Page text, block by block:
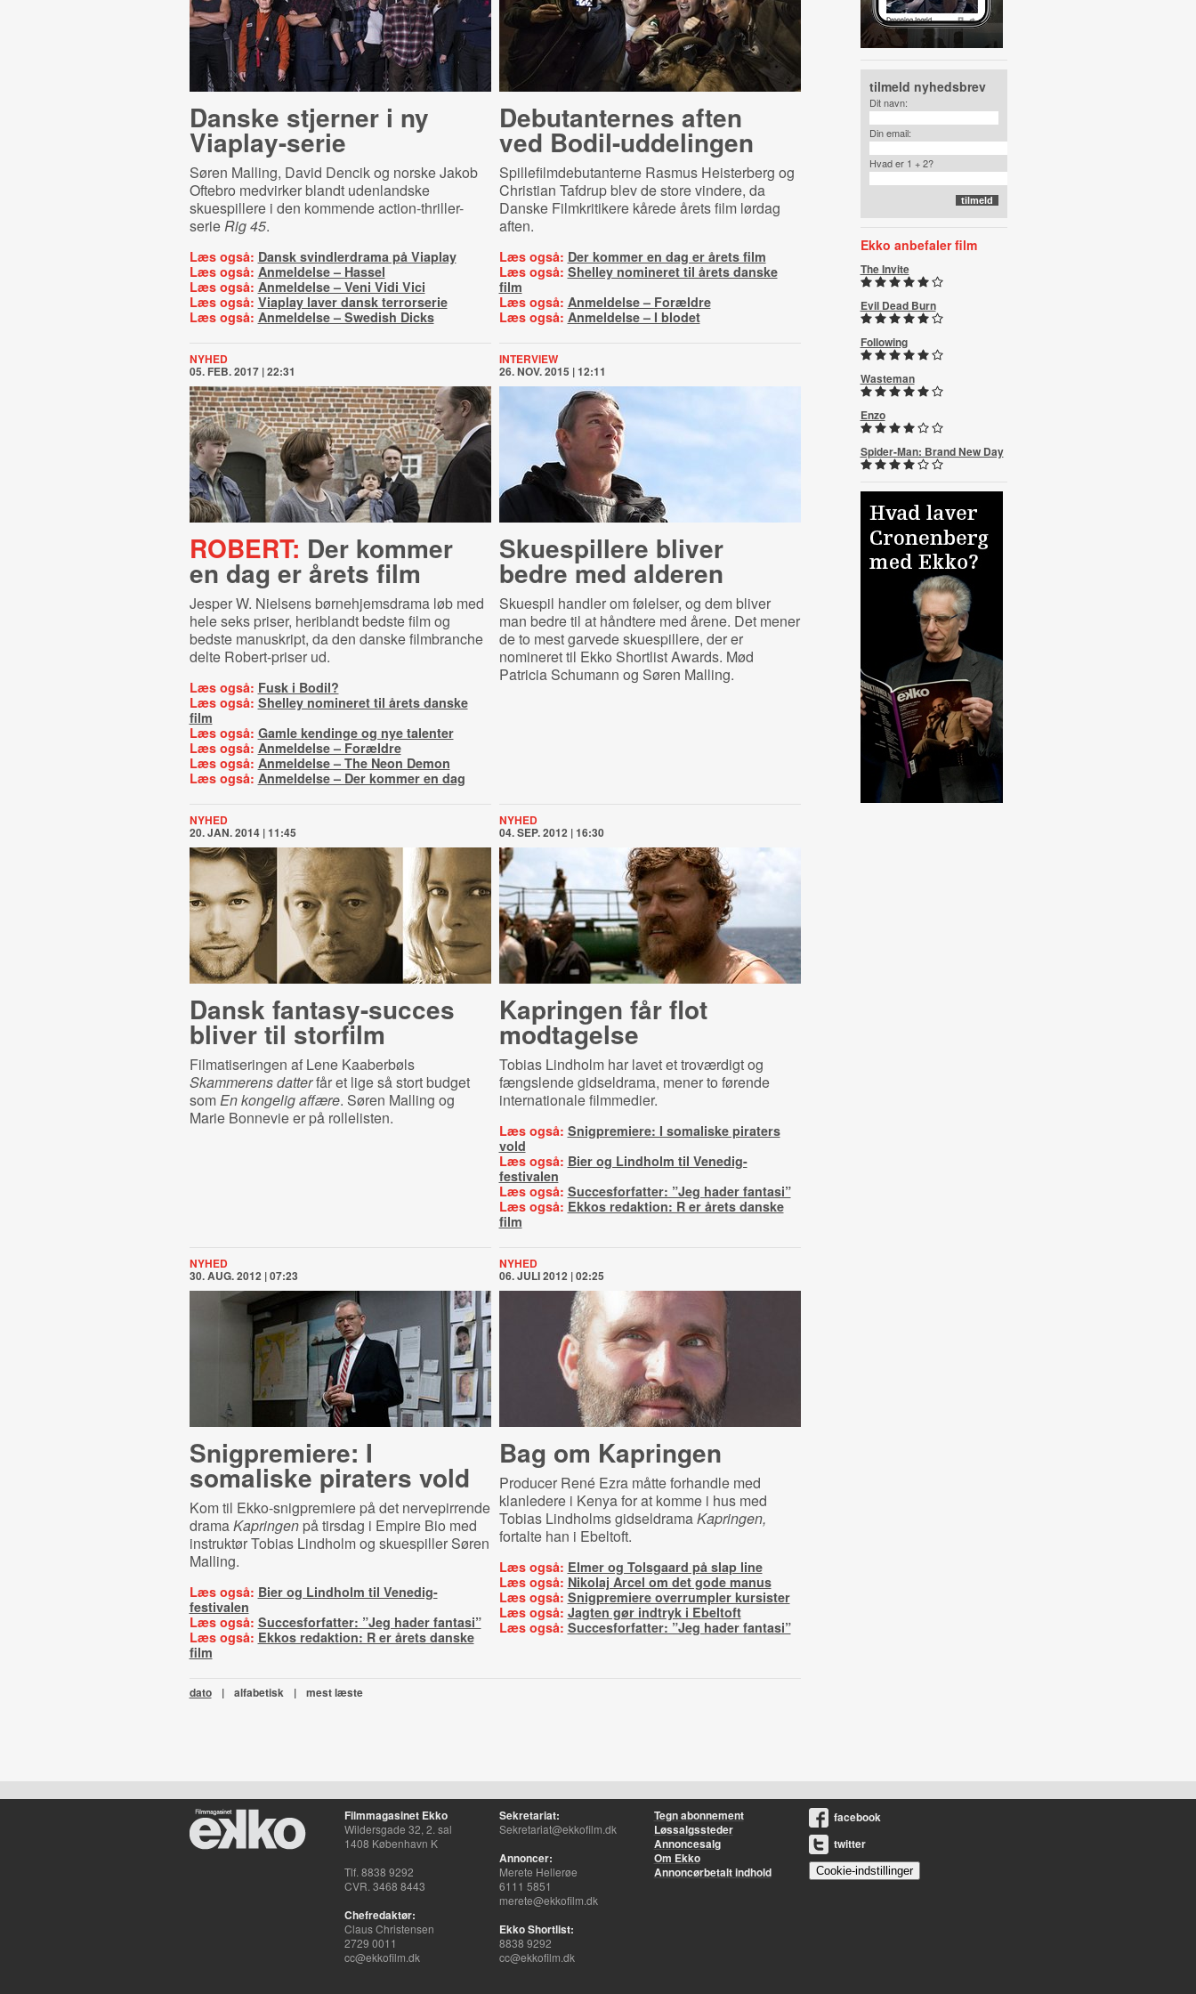
Danske stjerner i ny
Viaplay-serie
Søren Malling, David Dencik og norske Jakob
Oftebro medvirker blandt udenlandske
skuespillere i den kommende action-thriller-
serieRig 45.
Læs også: Dansk svindlerdrama på Viaplay
Læs også: Anmeldelse – Hassel
Læs også: Anmeldelse – Veni Vidi Vici
Læs også: Viaplay laver dansk terrorserie
Læs også: Anmeldelse – Swedish Dicks
Debutanternes aften
ved Bo­dil-​ud­de­lin­gen
Spillefilmdebutanterne Rasmus Heisterberg og
Christian Tafdrup blev de store vindere, da
Danske Filmkritikere kårede årets film lørdag
aften.
Læs også: Der kommer en dag er årets film
Læs også: Shelley nomineret til årets danske
film
Læs også: Anmeldelse – Forældre
Læs også: Anmeldelse – I blodet
NYHED
05. FEB. 2017 | 22:31
ROBERT: Der kommer
en dag er årets film
Jesper W. Nielsens børnehjemsdrama løb med
hele seks priser, heriblandt bedste film og
bedste manuskript, da den danske filmbranche
delte Robert-priser ud.
Læs også: Fusk i Bodil?
Læs også: Shelley nomineret til årets danske
film
Læs også: Gamle kendinge og nye talenter
Læs også: Anmeldelse – Forældre
Læs også: Anmeldelse – The Neon Demon
Læs også: Anmeldelse – Der kommer en dag
INTERVIEW
26. NOV. 2015 | 12:11
Skuespillere bliver
bedre med alderen
Skuespil handler om følelser, og dem bliver
man bedre til at håndtere med årene. Det mener
de to mest garvede skuespillere, der er
nomineret til Ekko Shortlist Awards. Mød
Patricia Schumann og Søren Malling.
NYHED
20. JAN. 2014 | 11:45
Dansk fantasy-succes
bliver til storfilm
Filmatiseringen af Lene Kaaberbøls
Skammerens datterfår et lige så stort budget
somEn kongelig affære. Søren Malling og
Marie Bonnevie er på rollelisten.
NYHED
04. SEP. 2012 | 16:30
Kapringen får flot
modtagelse
Tobias Lindholm har lavet et troværdigt og
fængslende gidseldrama, mener to førende
internationale filmmedier.
Læs også: Snigpremiere: I somaliske piraters
vold
Læs også: Bier og Lindholm til Venedig-
festivalen
Læs også: Succesforfatter: ”Jeg hader fantasi”
Læs også: Ekkos redaktion: R er årets danske
film
NYHED
30. AUG. 2012 | 07:23
Snigpremiere: I
somaliske piraters vold
Kom til Ekko-snigpremiere på det nervepirrende
dramaKapringenpå tirsdag i Empire Bio med
instruktør Tobias Lindholm og skuespiller Søren
Malling.
Læs også: Bier og Lindholm til Venedig-
festivalen
Læs også: Succesforfatter: ”Jeg hader fantasi”
Læs også: Ekkos redaktion: R er årets danske
film
NYHED
06. JULI 2012 | 02:25
Bag om Kapringen
Producer René Ezra måtte forhandle med
klanledere i Kenya for at komme i hus med
Tobias Lindholms gidseldramaKapringen,
fortalte han i Ebeltoft.
Læs også: Elmer og Tolsgaard på slap line
Læs også: Nikolaj Arcel om det gode manus
Læs også: Snigpremiere overrumpler kursister
Læs også: Jagten gør indtryk i Ebeltoft
Læs også: Succesforfatter: ”Jeg hader fantasi”
dato | alfabetisk | mest læste
tilmeld nyhedsbrev
Dit navn:
Din email:
Hvad er 1 + 2?
Ekko anbefaler film
The Invite
Evil Dead Burn
Following
Wasteman
Enzo
Spider-Man: Brand New Day
Filmmagasinet Ekko
Wildersgade 32, 2. sal
1408 København K
Tlf. 8838 9292
CVR. 3468 8443
Chefredaktør:
Claus Christensen
2729 0011
cc@ekkofilm.dk
Sekretariat:
Sekretariat@ekkofilm.dk
Annoncer:
Merete Hellerøe
6111 5851
merete@ekkofilm.dk
Ekko Shortlist:
8838 9292
cc@ekkofilm.dk
Tegn abonnement
Løssalgssteder
Annoncesalg
Om Ekko
Annoncørbetalt indhold
facebook
twitter
Cookie-indstillinger